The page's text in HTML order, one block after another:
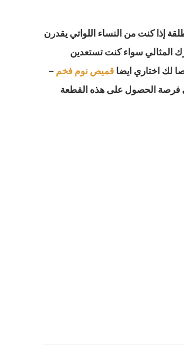
إذا كنت من النساء اللواتي يقدرن
المثالي سواء كنت تستعدين
لك اختاري ايضا قميص نوم فخم –
فرصة الحصول على هذه القطعة